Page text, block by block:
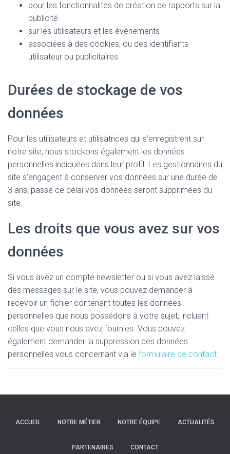
pour les fonctionnalités de création de rapports sur la
publicité
sur les utilisateurs et les événements
associées à des cookies, ou des identifiants
utilisateur ou publicitaires
Durées de stockage de vos
données
Pour les utilisateurs et utilisatrices qui s’enregistrent sur
notre site, nous stockons également les données
personnelles indiquées dans leur profil. Les gestionnaires du
site s’engagent à conserver vos données sur une durée de
3 ans, passé ce délai vos données seront supprimées du
site.
Les droits que vous avez sur vos
données
Si vous avez un compte newsletter ou si vous avez laissé
des messages sur le site, vous pouvez demander à
recevoir un fichier contenant toutes les données
personnelles que nous possédons à votre sujet, incluant
celles que vous nous avez fournies. Vous pouvez
également demander la suppression des données
personnelles vous concernant via le formulaire de contact.
ACCUEIL NOTRE MÉTIER NOTRE ÉQUIPE ACTUALITÉS
PARTENAIRES CONTACT